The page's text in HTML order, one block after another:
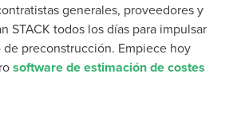
generales, proveedores y
STACK todos los días para impulsar
preconstrucción. Empiece hoy
software de estimación de costes